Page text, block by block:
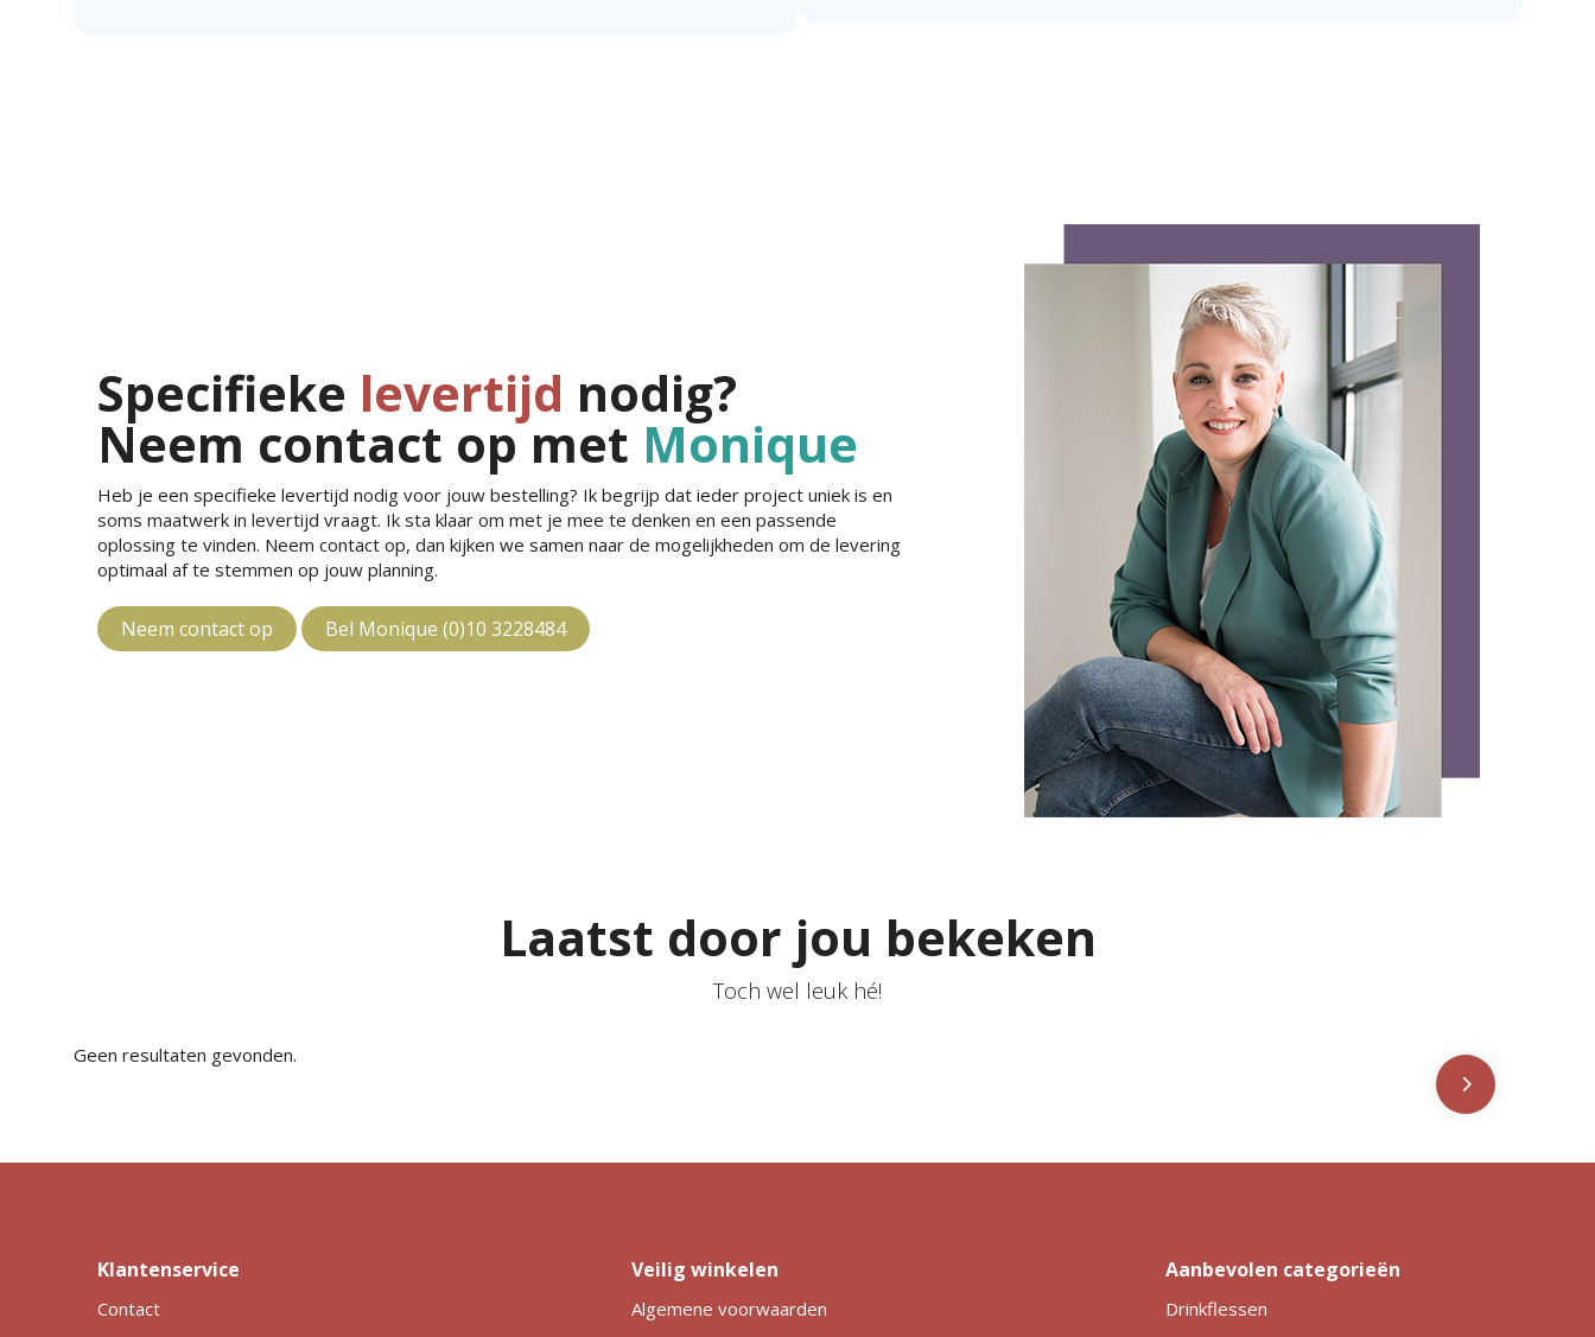
Specifieke levertijd nodig?
Neem contact op met Monique
Heb je een specifieke levertijd nodig voor jouw bestelling? Ik begrijp dat ieder project uniek is en
soms maatwerk in levertijd vraagt. Ik sta klaar om met je mee te denken en een passende
oplossing te vinden. Neem contact op, dan kijken we samen naar de mogelijkheden om de levering
optimaal af te stemmen op jouw planning.
Neem contact op Bel Monique (0)10 3228484
Laatst door jou bekeken
Toch wel leuk hé!
Geen resultaten gevonden.
Klantenservice
Contact
Veilig winkelen
Algemene voorwaarden
Aanbevolen categorieën
Drinkflessen